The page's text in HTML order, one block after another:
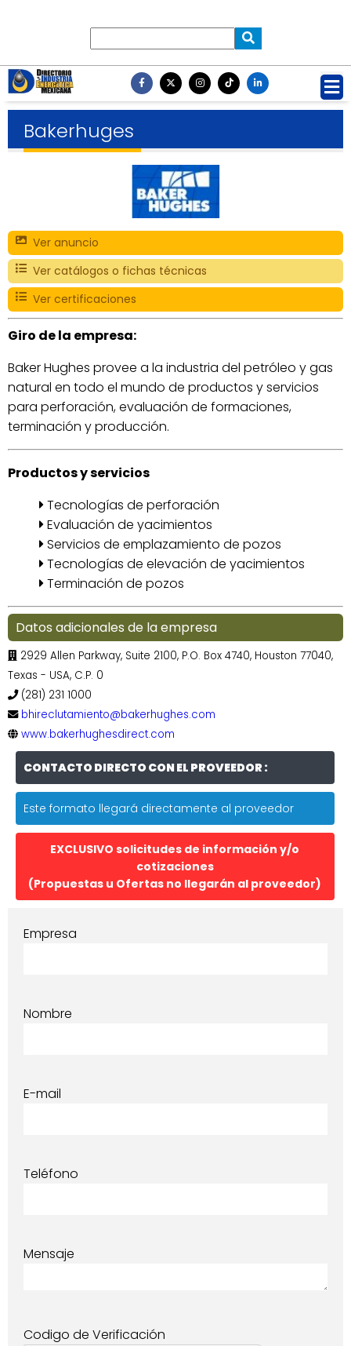
Bakerhuges
Ver anuncio
Ver catálogos o fichas técnicas
Ver certificaciones
Giro de la empresa:
Baker Hughes provee a la industria del petróleo y gas
natural en todo el mundo de productos y servicios
para perforación, evaluación de formaciones,
terminación y producción.
Productos y servicios
Tecnologías de perforación
Evaluación de yacimientos
Servicios de emplazamiento de pozos
Tecnologías de elevación de yacimientos
Terminación de pozos
Datos adicionales de la empresa
2929 Allen Parkway, Suite 2100, P.O. Box 4740, Houston 77040,
Texas - USA, C.P. 0
(281) 231 1000
bhireclutamiento@bakerhughes.com
www.bakerhughesdirect.com
CONTACTO DIRECTO CON EL PROVEEDOR :
Este formato llegará directamente al proveedor
EXCLUSIVO solicitudes de información y/o
cotizaciones
(Propuestas u Ofertas no llegarán al proveedor)
Empresa
Nombre
E-mail
Teléfono
Mensaje
Codigo de Verificación